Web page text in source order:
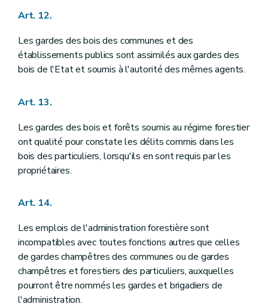
Art. 12.
Les gardes des bois des communes et des
établissements publics sont assimilés aux gardes des
bois de l'Etat et soumis à l'autorité des mêmes agents.
Art. 13.
Les gardes des bois et forêts soumis au régime forestier
ont qualité pour constate les délits commis dans les
bois des particuliers, lorsqu'ils en sont requis par les
propriétaires.
Art. 14.
Les emplois de l'administration forestière sont
incompatibles avec toutes fonctions autres que celles
de gardes champêtres des communes ou de gardes
champêtres et forestiers des particuliers, auxquelles
pourront être nommés les gardes et brigadiers de
l'administration.